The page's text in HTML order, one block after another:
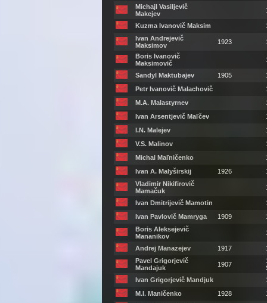
Michajl Vasiljevič
Makejev
Kuzma Ivanovič Maksim
Ivan Andrejevič
Maksimov
1923
Boris Ivanovič
Maksimovič
Sandyl Maktubajev 1905
Petr Ivanovič Malachovič
M.A. Malastyrnev
Ivan Arsentjevič Maľčev
I.N. Malejev
V.S. Malinov
Michal Maľničenko
Ivan A. Malyširskij
1926
Vladimir Nikifirovič
Mamačuk
Ivan Dmitrijevič Mamotin
Ivan Pavlovič Mamryga
1909
Boris Aleksejevič
Mananikov
Andrej Manazejev 1917
Pavel Grigorjevič
Mandajuk
1907
Ivan Grigorjevič Mandjuk
M.I. Maničenko
1928